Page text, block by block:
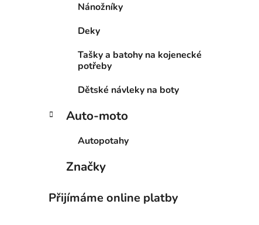
Nánožníky
Deky
Tašky a batohy na kojenecké
potřeby
Dětské návleky na boty
Auto-moto
Autopotahy
Značky
Přijímáme online platby